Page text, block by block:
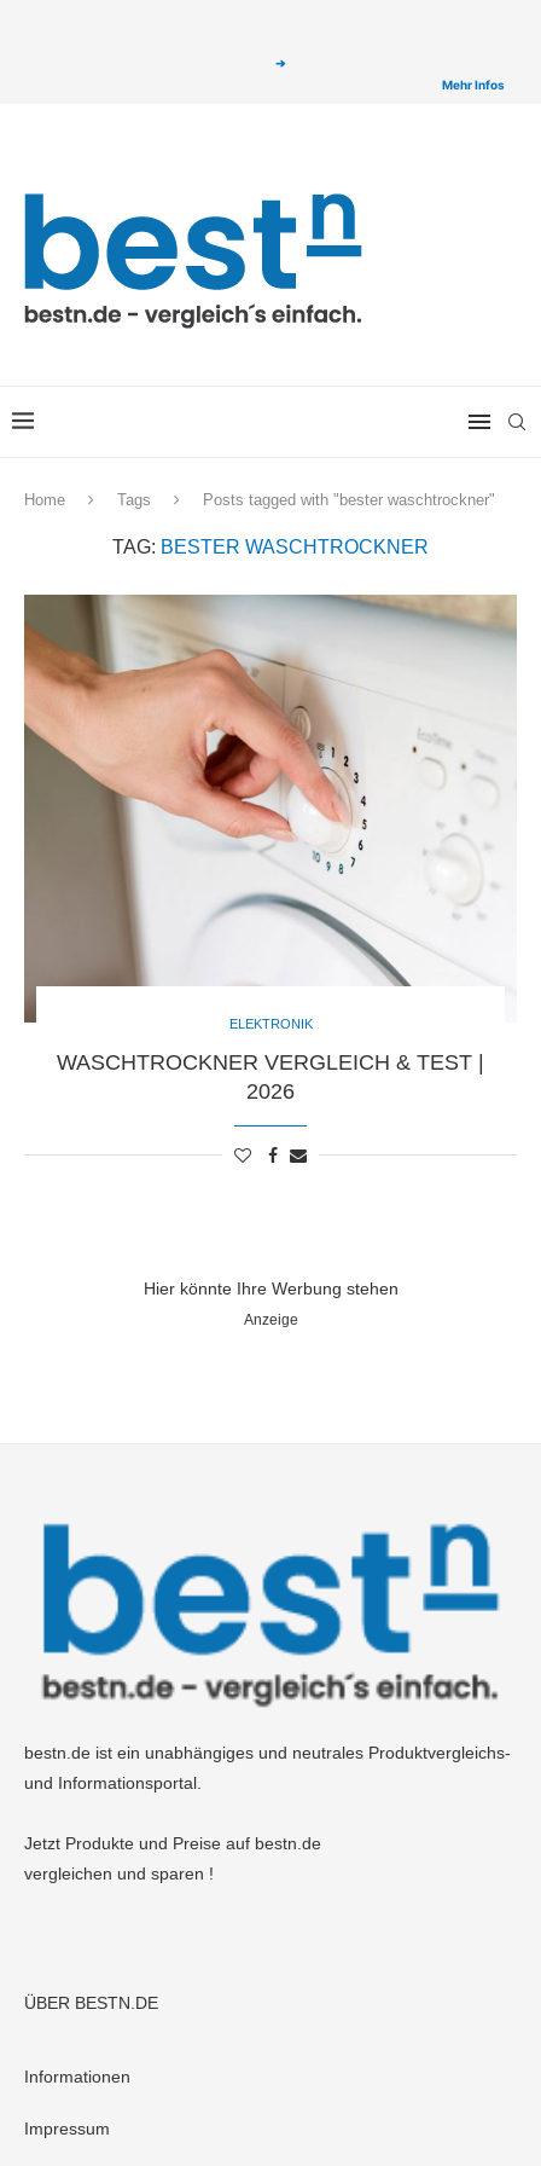
➔
Mehr Infos
Home Tags Posts tagged with "bester waschtrockner"
TAG: BESTER WASCHTROCKNER
ELEKTRONIK
WASCHTROCKNER VERGLEICH & TEST |
2026
Hier könnte Ihre Werbung stehen
Anzeige
bestn.de ist ein unabhängiges und neutrales Produktvergleichs-
und Informationsportal.
Jetzt Produkte und Preise auf bestn.de
vergleichen und sparen !
ÜBER BESTN.DE
Informationen
Impressum